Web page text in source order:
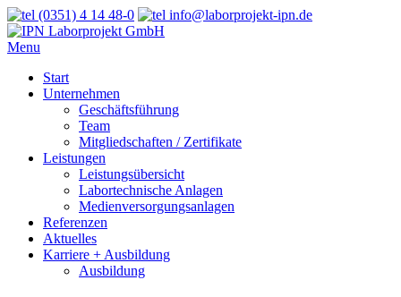
(0351) 4 14 48-0 info@laborprojekt-ipn.de
Menu
Start
Unternehmen
Geschäftsführung
Team
Mitgliedschaften / Zertifikate
Leistungen
Leistungsübersicht
Labortechnische Anlagen
Medienversorgungsanlagen
Referenzen
Aktuelles
Karriere + Ausbildung
Ausbildung